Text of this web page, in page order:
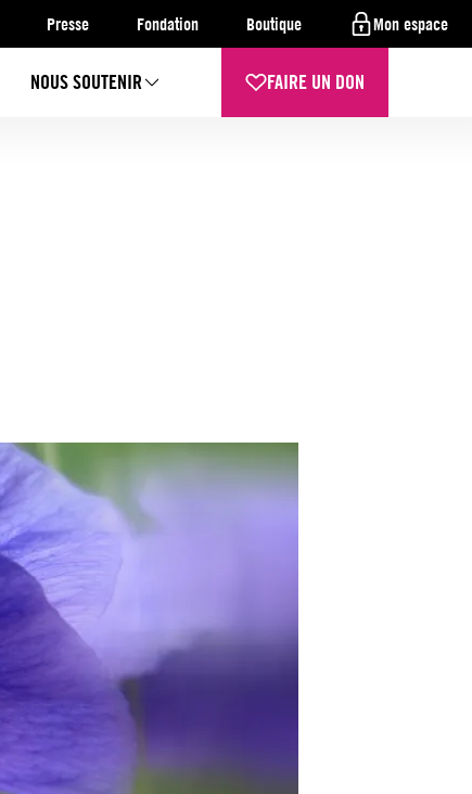
Presse Fondation Boutique Mon espace
NOUS SOUTENIR FAIRE UN DON